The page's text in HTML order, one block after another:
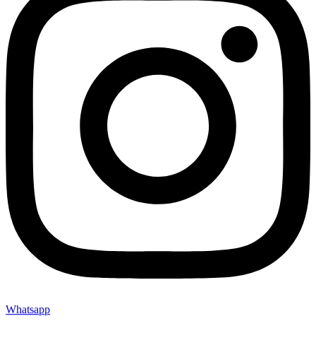
Whatsapp